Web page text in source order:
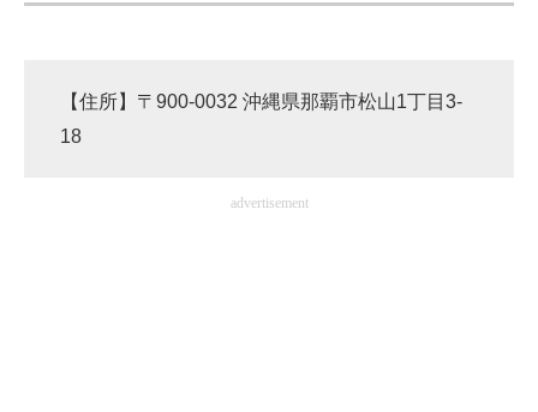
電子設計の基本と応用
【住所】〒900-0032 沖縄県那覇市松山1丁目3-
18
advertisement